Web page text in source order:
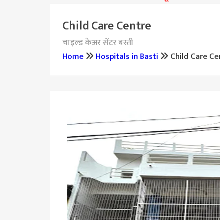
Child Care Centre
चाइल्ड केअर सेंटर बस्ती
Home
Hospitals in Basti Child Care